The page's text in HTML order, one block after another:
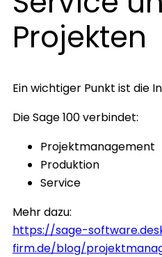
Projekten
Ein wichtiger Punkt ist die
Die Sage 100 verbindet:
Projektmanagement
Produktion
Service
Mehr dazu:
https://sage-
firm.de/blog/